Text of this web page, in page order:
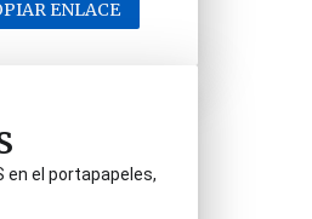
ENLACE
en el portapapeles,